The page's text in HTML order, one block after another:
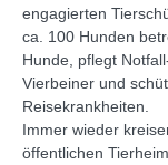
engagierten
ca. 100 Hunden
Hunde, pflegt
Vierbeiner und
Reisekrankheiten.
Immer wieder
öffentlichen